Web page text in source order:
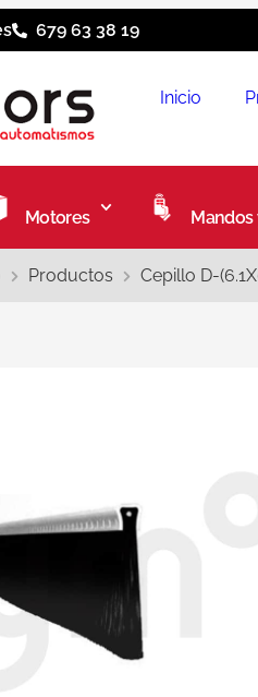
679 63 38 19
Inicio
Motores
Productos Cepillo D-